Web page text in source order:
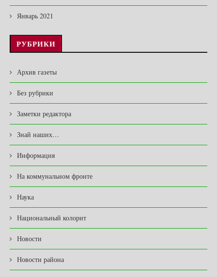
Январь 2021
РУБРИКИ
Архив газеты
Без рубрики
Заметки редактора
Знай наших…
Информация
На коммунальном фронте
Наука
Национальный колорит
Новости
Новости района